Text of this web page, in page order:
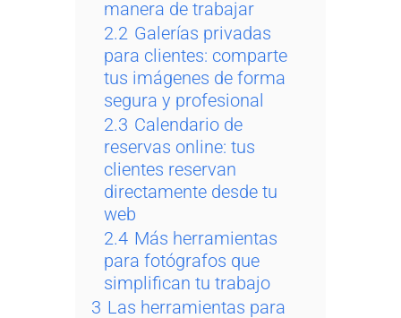
manera de trabajar
2.2 Galerías privadas
para clientes: comparte
tus imágenes de forma
segura y profesional
2.3 Calendario de
reservas online: tus
clientes reservan
directamente desde tu
web
2.4 Más herramientas
para fotógrafos que
simplifican tu trabajo
3 Las herramientas para